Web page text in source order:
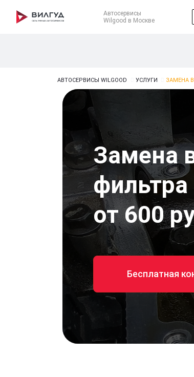
Автосервисы
Wilgood в Москве
АВТОСЕРВИСЫ WILGOOD УСЛУГИ ЗАМЕНА
Замена
фильтра
от 600
Бесплатная